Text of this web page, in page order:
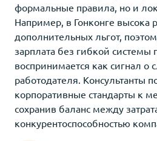
формальные правила, но и
Например, в Гонконге высока
дополнительных льгот,
зарплата без гибкой системы
воспринимается как сигнал о
работодателя. Консультанты
корпоративные стандарты к
сохранив баланс между
конкурентоспособностью